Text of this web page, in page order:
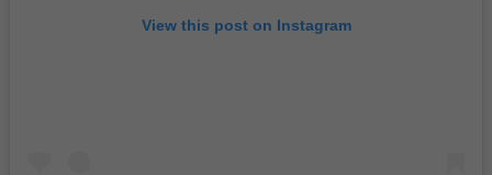
View this post on Instagram